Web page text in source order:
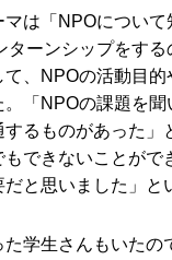
は「NPOについて
ターンシップをする
、NPOの活動目的
。「NPOの課題を聞
するものがあった」
もできないことが
と思いました」と
学生さんもいたの